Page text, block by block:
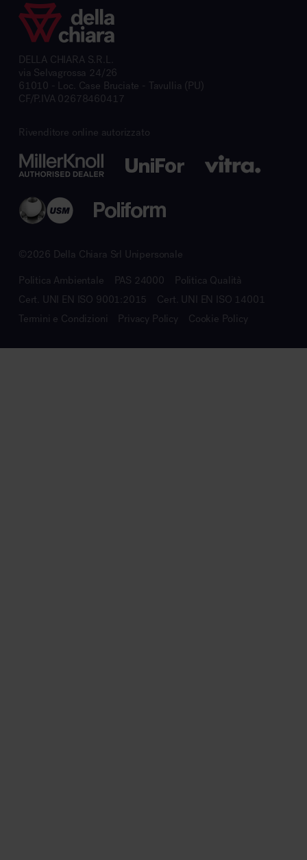
DELLA CHIARA S.R.L.
via Selvagrossa 24/26
61010 - Loc. Case Bruciate - Tavullia (PU)
CF/P.IVA 02678460417
Rivenditore online autorizzato
©2026 Della Chiara Srl Unipersonale
Politica Ambientale PAS 24000
Politica Qualità
Cert. UNI EN ISO 9001:2015
Cert. UNI EN ISO 14001
Termini e Condizioni
Privacy Policy Cookie Policy